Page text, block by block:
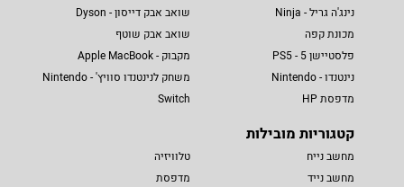
נינג'ה גריל - Ninja
מכונת קפה
פלסטיישן 5 - PS5
נינטנדו - Nintendo
מדפסת HP
שואב אבק דייסון - Dyson
שואב אבק שוטף
מקבוק - Apple MacBook
משחק לנינטנדו סוויץ' - Nintendo
Switch
קטגוריות מובילות
מחשב נייח
מחשב נייד
טלוויזיה
מדפסת